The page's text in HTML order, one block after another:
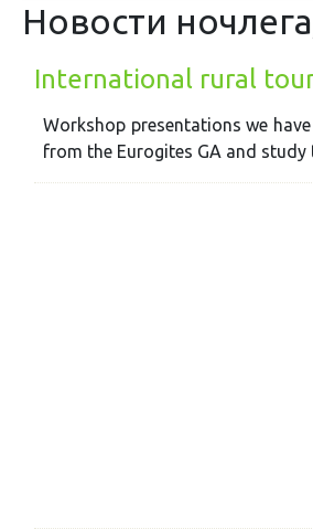
Новости
International rural
Workshop presentations we
from the Eurogites GA and study